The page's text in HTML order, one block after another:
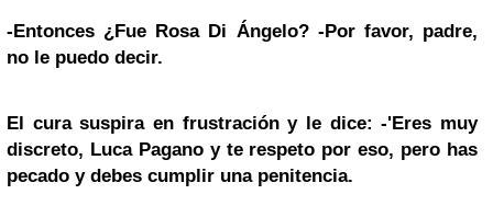
-Entonces ¿Fue Rosa Di Ángelo? -Por favor, padre,
no le puedo decir.
El cura suspira en frustración y le dice: -'Eres muy
discreto, Luca Pagano y te respeto por eso, pero has
pecado y debes cumplir una penitencia.